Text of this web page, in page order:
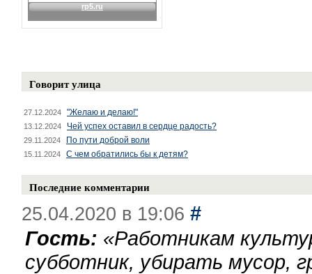
Говорит улица
27.12.2024 "Желаю и делаю!"
13.12.2024 Чей успех оставил в сердце радость?
29.11.2024 По пути доброй воли
15.11.2024 С чем обратились бы к детям?
Последние комментарии
25.04.2020 в 19:06 #
Гость: «Работникам
субботник, убирать мусор,